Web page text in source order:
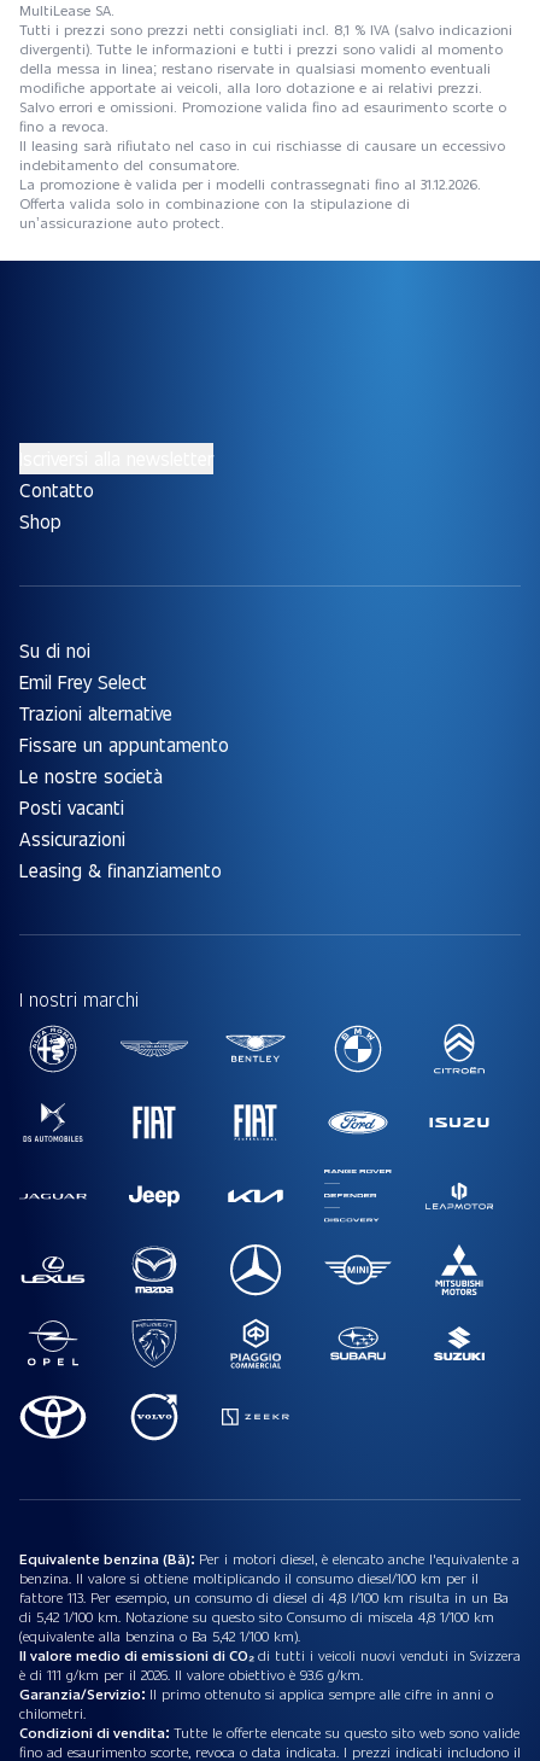
MultiLease SA.
Tutti i prezzi sono prezzi netti consigliati incl. 8,1 % IVA (salvo indicazioni
divergenti). Tutte le informazioni e tutti i prezzi sono validi al momento
della messa in linea; restano riservate in qualsiasi momento eventuali
modifiche apportate ai veicoli, alla loro dotazione e ai relativi prezzi.
Salvo errori e omissioni. Promozione valida fino ad esaurimento scorte o
fino a revoca.
Il leasing sarà rifiutato nel caso in cui rischiasse di causare un eccessivo
indebitamento del consumatore.
La promozione è valida per i modelli contrassegnati fino al 31.12.2026.
Offerta valida solo in combinazione con la stipulazione di
un’assicurazione auto protect.
Contatto
Shop
Su di noi
Emil Frey Select
Trazioni alternative
Fissare un appuntamento
Le nostre società
Posti vacanti
Assicurazioni
Leasing & finanziamento
I nostri marchi
Equivalente benzina (Bä): Per i motori diesel, è elencato anche l'equivalente a
benzina. Il valore si ottiene moltiplicando il consumo diesel/100 km per il
fattore 113. Per esempio, un consumo di diesel di 4,8 l/100 km risulta in un Ba
di 5,42 1/100 km. Notazione su questo sito Consumo di miscela 4,8 1/100 km
(equivalente alla benzina o Ba 5,42 1/100 km).
Il valore medio di emissioni di CO₂di tutti i veicoli nuovi venduti in Svizzera
è di 111 g/km per il 2026. Il valore obiettivo è 93.6 g/km.
Garanzia/Servizio: Il primo ottenuto si applica sempre alle cifre in anni o
chilometri.
Condizioni di vendita: Tutte le offerte elencate su questo sito web sono valide
fino ad esaurimento scorte, revoca o data indicata. I prezzi indicati includono il